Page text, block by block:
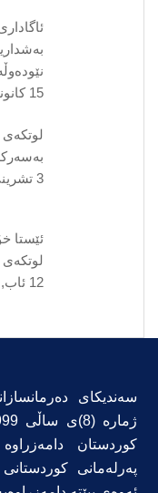
15 كانونی یه‌كه‌م, 2022
3 تشرینی یه‌كه‌م, 2022
ئێستا
لوتکەی
12 ئاب, 2022
سەندیکای